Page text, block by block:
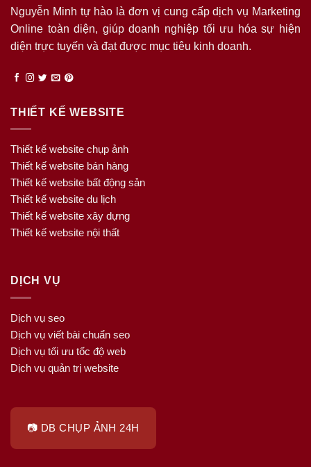
Nguyễn Minh tự hào là đơn vị cung cấp dịch vụ Marketing
Online toàn diện, giúp doanh nghiệp tối ưu hóa sự hiện
diện trực tuyến và đạt được mục tiêu kinh doanh.
THIẾT KẾ WEBSITE
Thiết kế website chụp ảnh
Thiết kế website bán hàng
Thiết kế website bất động sản
Thiết kế website du lịch
Thiết kế website xây dựng
Thiết kế website nội thất
DỊCH VỤ
Dịch vụ seo
Dịch vụ viết bài chuẩn seo
Dịch vụ tối ưu tốc độ web
Dịch vụ quản trị website
📷 DB CHỤP ẢNH 24H